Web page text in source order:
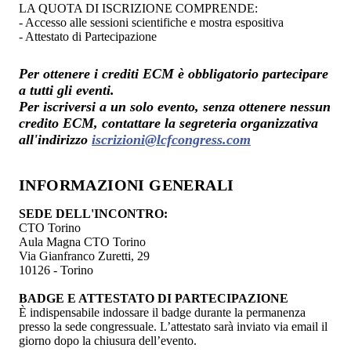
LA QUOTA DI ISCRIZIONE COMPRENDE:
- Accesso alle sessioni scientifiche e mostra espositiva
- Attestato di Partecipazione
Per ottenere i crediti ECM è obbligatorio partecipare
a tutti gli eventi.
Per iscriversi a un solo evento, senza ottenere nessun
credito ECM, contattare la segreteria organizzativa
all'indirizzo iscrizioni@lcfcongress.com
INFORMAZIONI GENERALI
SEDE DELL'INCONTRO:
CTO Torino
Aula Magna CTO Torino
Via Gianfranco Zuretti, 29
10126 - Torino
BADGE E ATTESTATO DI PARTECIPAZIONE
È indispensabile indossare il badge durante la permanenza
presso la sede congressuale. L’attestato sarà inviato via email il
giorno dopo la chiusura dell’evento.